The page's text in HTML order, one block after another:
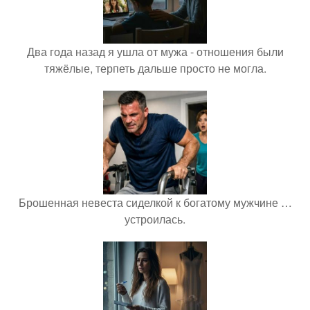
Два года назад я ушла от мужа - отношения были
тяжёлые, терпеть дальше просто не могла.
Брошенная невеста сиделкой к богатому мужчине …
устроилась.